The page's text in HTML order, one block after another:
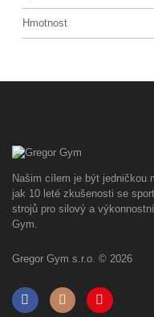
Hmotnost
Našim cílem je být jedničkou
jak 10 leté zkušenosti se
strojů pro silový a
Gym.
Gregor Gym s.r.o. © 2026